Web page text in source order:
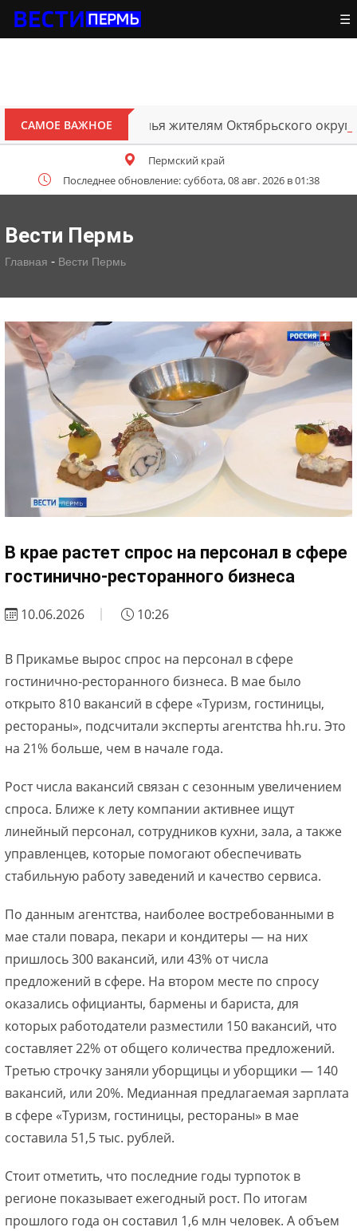
☰
САМОЕ ВАЖНОЕжилья жителям Октябрьского округа,
Пермский край
Последнее обновление: суббота, 08 авг. 2026 в 01:38
Вести Пермь
Главная - Вести Пермь
В крае растет спрос на персонал в сфере
гостинично-ресторанного бизнеса
10.06.2026 10:26
В Прикамье вырос спрос на персонал в сфере
гостинично-ресторанного бизнеса. В мае было
открыто 810 вакансий в сфере «Туризм, гостиницы,
рестораны», подсчитали эксперты агентства hh.ru. Это
на 21% больше, чем в начале года.
Рост числа вакансий связан с сезонным увеличением
спроса. Ближе к лету компании активнее ищут
линейный персонал, сотрудников кухни, зала, а также
управленцев, которые помогают обеспечивать
стабильную работу заведений и качество сервиса.
По данным агентства, наиболее востребованными в
мае стали повара, пекари и кондитеры — на них
пришлось 300 вакансий, или 43% от числа
предложений в сфере. На втором месте по спросу
оказались официанты, бармены и бариста, для
которых работодатели разместили 150 вакансий, что
составляет 22% от общего количества предложений.
Третью строчку заняли уборщицы и уборщики — 140
вакансий, или 20%. Медианная предлагаемая зарплата
в сфере «Туризм, гостиницы, рестораны» в мае
составила 51,5 тыс. рублей.
Стоит отметить, что последние годы турпоток в
регионе показывает ежегодный рост. По итогам
прошлого года он составил 1,6 млн человек. А объем